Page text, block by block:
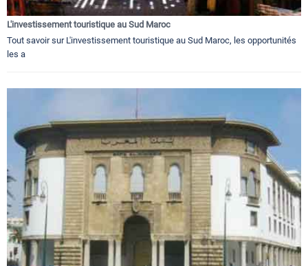
L'investissement touristique au Sud Maroc
Tout savoir sur L'investissement touristique au Sud Maroc, les opportunités
les a